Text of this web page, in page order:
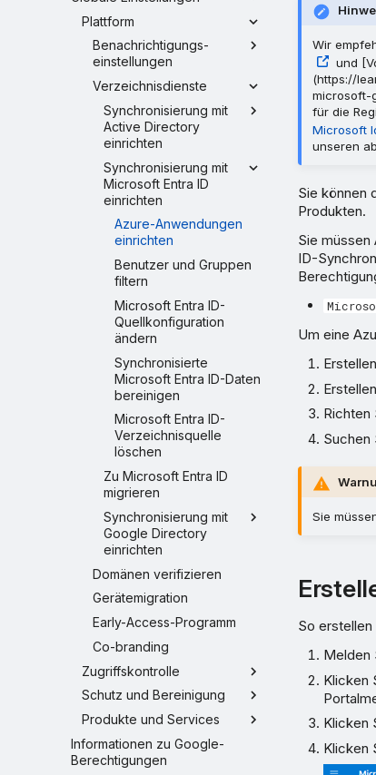
Plattform
Benachrichtigungs-
einstellungen
Verzeichnisdienste
Synchronisierung mit
Active Directory
einrichten
Synchronisierung mit
Microsoft Entra ID
einrichten
Azure-Anwendungen
einrichten
Benutzer und Gruppen
filtern
Microsoft Entra ID-
Quellkonfiguration
ändern
Synchronisierte
Microsoft Entra ID-Daten
bereinigen
Microsoft Entra ID-
Verzeichnisquelle
löschen
Zu Microsoft Entra ID
migrieren
Synchronisierung mit
Google Directory
einrichten
Domänen verifizieren
Gerätemigration
Early-Access-Programm
Co-branding
Zugriffskontrolle
Schutz und Bereinigung
Produkte und Services
Informationen zu Google-
Berechtigungen
Wir
und
(https://
microsoft-
für die
Microsoft
unseren
Sie können
Produkten.
Sie
ID-
Um eine
Richten
Suchen
Sie
So
Melden
Klicken
Klicken
Klicken